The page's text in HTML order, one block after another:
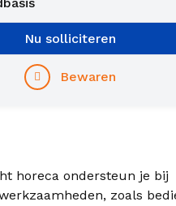
Nu solliciteren
Bewaren
horeca ondersteun je bij
zoals